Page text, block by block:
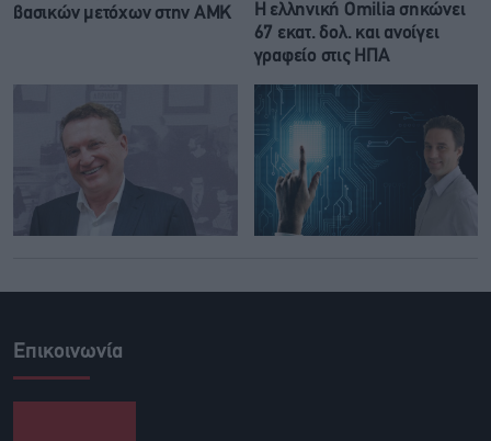
βασικών μετόχων στην ΑΜΚ
Η ελληνική Omilia σηκώνει
67 εκατ. δολ. και ανοίγει
γραφείο στις ΗΠΑ
Επικοινωνία